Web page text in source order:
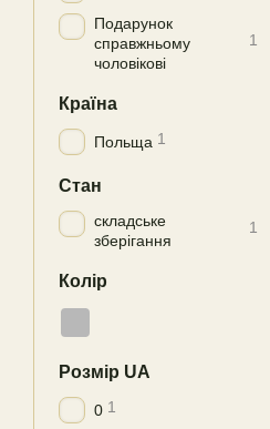
Подарунок
справжньому
чоловікові
1
Країна
Польща 1
Стан
складське
зберігання
1
Колір
Розмір UA
0 1